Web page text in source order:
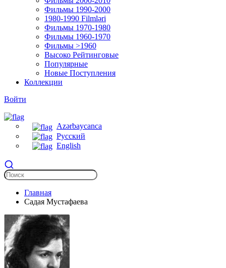
Фильмы 1990-2000
1980-1990 Filmləri
Фильмы 1970-1980
Фильмы 1960-1970
Фильмы >1960
Высоко Рейтинговые
Популярные
Новые Поступления
Коллекции
Войти
Azərbaycanca
Русский
English
Главная
Садая Мустафаева